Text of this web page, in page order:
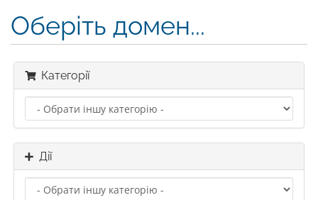
Оберіть домен...
Категорії
Дії